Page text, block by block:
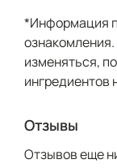
*Информация
изменяться,
ингредиентов
Отзывы
Отзывов еще